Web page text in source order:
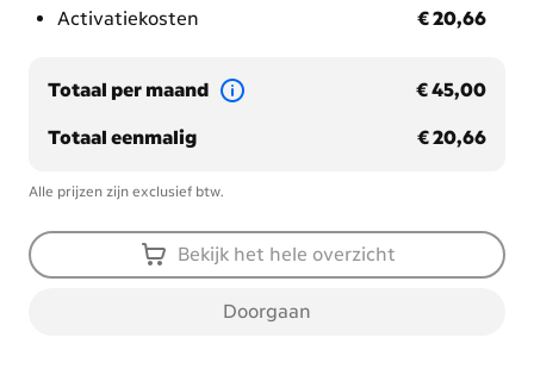
Activatiekosten € 20,66
€ 20,66
Totaal per maand € 45,00
€ 45,00
Totaal eenmalig € 20,66
€ 20,66
Alle prijzen zijn exclusief btw.
Bekijk het hele overzicht
Doorgaan